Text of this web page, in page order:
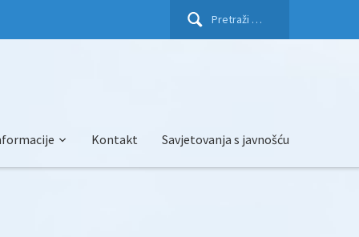
Pretraži:
Kontakt Savjetovanja s javnošću